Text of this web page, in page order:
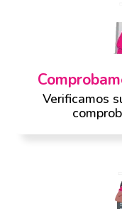
Verificamos